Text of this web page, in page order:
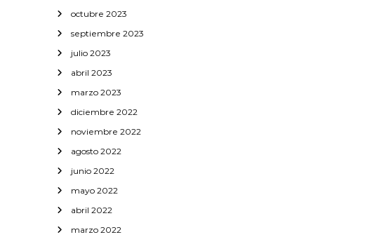
octubre 2023
septiembre 2023
julio 2023
abril 2023
marzo 2023
diciembre 2022
noviembre 2022
agosto 2022
junio 2022
mayo 2022
abril 2022
marzo 2022